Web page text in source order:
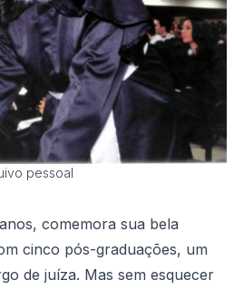
pessoal
comemora sua bela
cinco pós-graduações, um
de juíza. Mas sem esquecer